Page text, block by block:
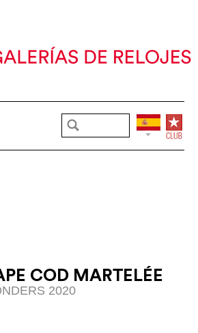
COD MARTELÉE
2020